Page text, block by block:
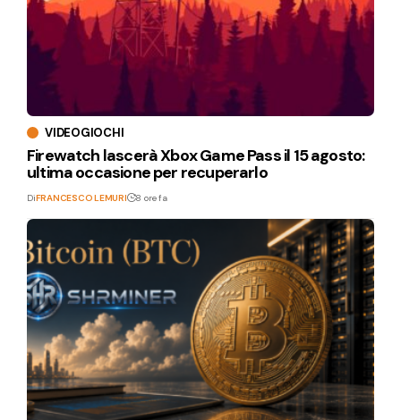
VIDEOGIOCHI
Firewatch lascerà Xbox Game Pass il 15 agosto:
ultima occasione per recuperarlo
DiFRANCESCO LEMURI 8 ore fa